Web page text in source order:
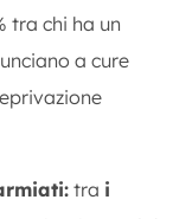
tra chi ha un
a cure
tra i